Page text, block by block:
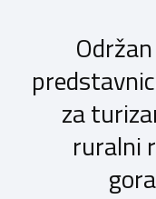
za
ruralni